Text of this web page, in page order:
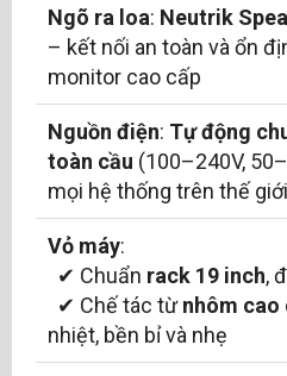
Ngõ ra loa: Neutrik
– kết nối an toàn và ổn
monitor cao cấp
Nguồn điện: Tự động
toàn cầu (100–240V,
mọi hệ thống trên thế giới
Vỏ máy:
✔ Chuẩn rack 19 inch,
✔ Chế tác từnhôm cao
nhiệt, bền bỉ và nhẹ